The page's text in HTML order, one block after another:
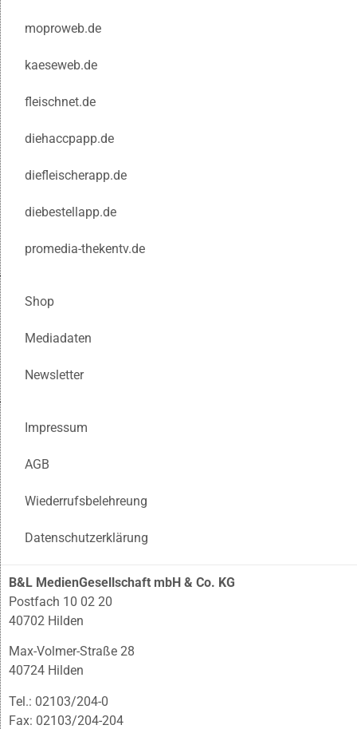
moproweb.de
kaeseweb.de
fleischnet.de
diehaccpapp.de
diefleischerapp.de
diebestellapp.de
promedia-thekentv.de
Shop
Mediadaten
Newsletter
Impressum
AGB
Wiederrufsbelehreung
Datenschutzerklärung
B&L MedienGesellschaft mbH & Co. KG
Postfach 10 02 20
40702 Hilden
Max-Volmer-Straße 28
40724 Hilden
Tel.: 02103/204-0
Fax: 02103/204-204